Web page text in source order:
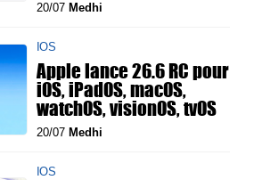
20/07 Medhi
IOS
Apple lance 26.6 RC pour
iOS, iPadOS, macOS,
watchOS, visionOS, tvOS
20/07 Medhi
IOS